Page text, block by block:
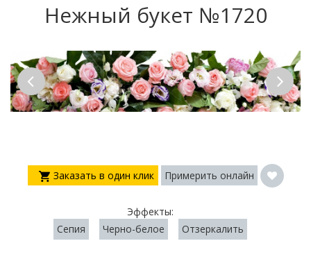
Нежный букет №1720
Заказать в один клик Примерить онлайн
Эффекты:
Сепия
Черно-белое Отзеркалить